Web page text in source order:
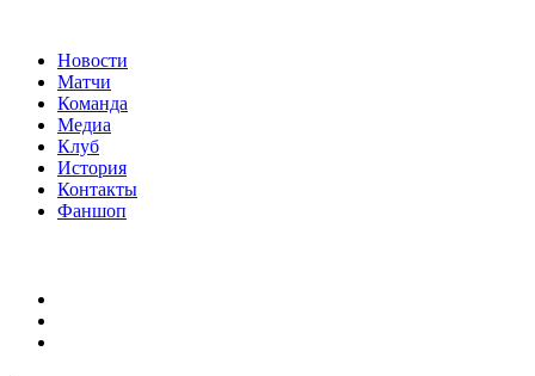
Новости
Матчи
Команда
Медиа
Клуб
История
Контакты
Фаншоп